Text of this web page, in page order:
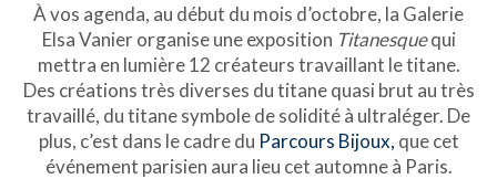
À vos agenda, au début du mois d’octobre, la Galerie
Elsa Vanier organise une exposition Titanesquequi
mettra en lumière 12 créateurs travaillant le titane.
Des créations très diverses du titane quasi brut au très
travaillé, du titane symbole de solidité à ultraléger. De
plus, c’est dans le cadre du Parcours Bijoux, que cet
événement parisien aura lieu cet automne à Paris.